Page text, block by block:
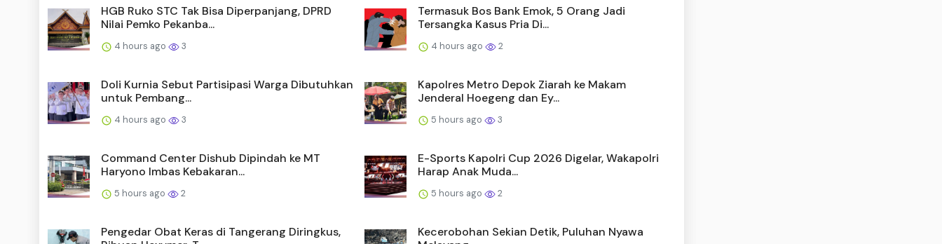
HGB Ruko STC Tak Bisa Diperpanjang, DPRD
Nilai Pemko Pekanba...
4 hours ago 3
Termasuk Bos Bank Emok, 5 Orang Jadi
Tersangka Kasus Pria Di...
4 hours ago 2
Doli Kurnia Sebut Partisipasi Warga Dibutuhkan
untuk Pembang...
4 hours ago 3
Kapolres Metro Depok Ziarah ke Makam
Jenderal Hoegeng dan Ey...
5 hours ago 3
Command Center Dishub Dipindah ke MT
Haryono Imbas Kebakaran...
5 hours ago 2
E-Sports Kapolri Cup 2026 Digelar, Wakapolri
Harap Anak Muda...
5 hours ago 2
Pengedar Obat Keras di Tangerang Diringkus,
Kecerobohan Sekian Detik, Puluhan Nyawa